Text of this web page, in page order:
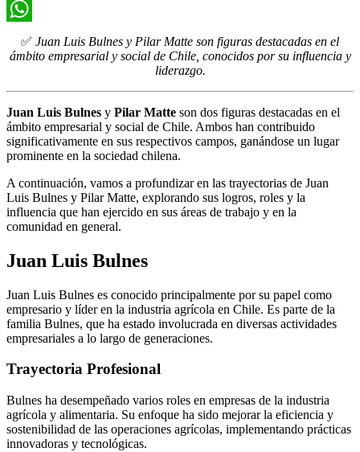
Twitter
WhatsApp
✅ Juan Luis Bulnes y Pilar Matte son figuras destacadas en el
ámbito empresarial y social de Chile, conocidos por su influencia y
liderazgo.
Juan Luis Bulnes y Pilar Matte son dos figuras destacadas en el
ámbito empresarial y social de Chile. Ambos han contribuido
significativamente en sus respectivos campos, ganándose un lugar
prominente en la sociedad chilena.
A continuación, vamos a profundizar en las trayectorias de Juan
Luis Bulnes y Pilar Matte, explorando sus logros, roles y la
influencia que han ejercido en sus áreas de trabajo y en la
comunidad en general.
Juan Luis Bulnes
Juan Luis Bulnes es conocido principalmente por su papel como
empresario y líder en la industria agrícola en Chile. Es parte de la
familia Bulnes, que ha estado involucrada en diversas actividades
empresariales a lo largo de generaciones.
Trayectoria Profesional
Bulnes ha desempeñado varios roles en empresas de la industria
agrícola y alimentaria. Su enfoque ha sido mejorar la eficiencia y
sostenibilidad de las operaciones agrícolas, implementando prácticas
innovadoras y tecnológicas.